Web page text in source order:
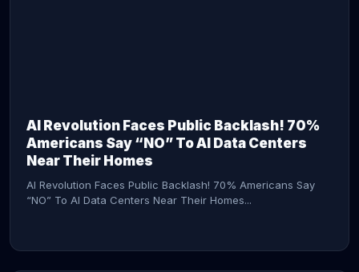
AI Revolution Faces Public Backlash! 70%
Americans Say “NO” To AI Data Centers
Near Their Homes
AI Revolution Faces Public Backlash! 70% Americans Say
“NO” To AI Data Centers Near Their Homes...